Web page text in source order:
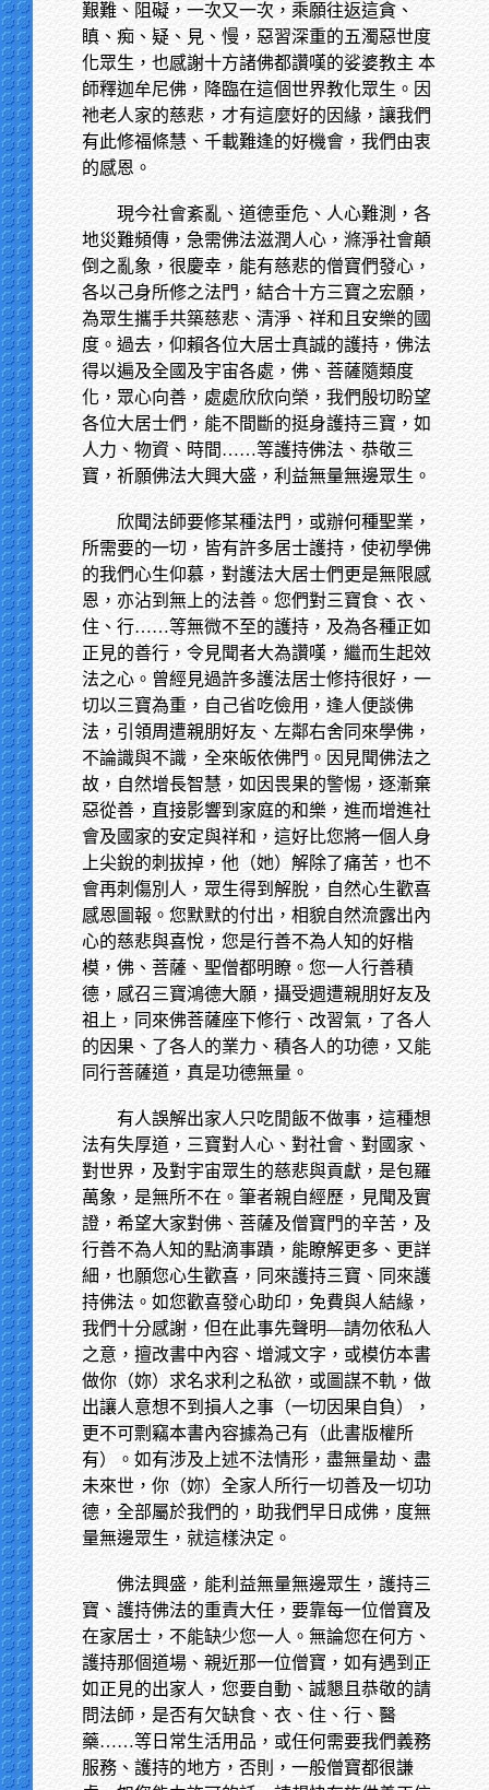
艱難、阻礙，一次又一次，乘願往返這貪、
瞋、痴、疑、見、慢，惡習深重的五濁惡世度
化眾生，也感謝十方諸佛都讚嘆的娑婆教主 本
師釋迦牟尼佛，降臨在這個世界教化眾生。因
祂老人家的慈悲，才有這麼好的因緣，讓我們
有此修福條慧、千載難逢的好機會，我們由衷
的感恩。
現今社會紊亂、道德垂危、人心難測，各
地災難頻傳，急需佛法滋潤人心，滌淨社會顛
倒之亂象，很慶幸，能有慈悲的僧寶們發心，
各以己身所修之法門，結合十方三寶之宏願，
為眾生攜手共築慈悲、清淨、祥和且安樂的國
度。過去，仰賴各位大居士真誠的護持，佛法
得以遍及全國及宇宙各處，佛、菩薩隨類度
化，眾心向善，處處欣欣向榮，我們殷切盼望
各位大居士們，能不間斷的挺身護持三寶，如
人力、物資、時間……等護持佛法、恭敬三
寶，祈願佛法大興大盛，利益無量無邊眾生。
欣聞法師要修某種法門，或辦何種聖業，
所需要的一切，皆有許多居士護持，使初學佛
的我們心生仰慕，對護法大居士們更是無限感
恩，亦沾到無上的法善。您們對三寶食、衣、
住、行……等無微不至的護持，及為各種正如
正見的善行，令見聞者大為讚嘆，繼而生起效
法之心。曾經見過許多護法居士修持很好，一
切以三寶為重，自己省吃儉用，逢人便談佛
法，引領周遭親朋好友、左鄰右舍同來學佛，
不論識與不識，全來皈依佛門。因見聞佛法之
故，自然增長智慧，如因畏果的警惕，逐漸棄
惡從善，直接影響到家庭的和樂，進而增進社
會及國家的安定與祥和，這好比您將一個人身
上尖銳的刺拔掉，他（她）解除了痛苦，也不
會再刺傷別人，眾生得到解脫，自然心生歡喜
感恩圖報。您默默的付出，相貌自然流露出內
心的慈悲與喜悅，您是行善不為人知的好楷
模，佛、菩薩、聖僧都明瞭。您一人行善積
德，感召三寶鴻德大願，攝受週遭親朋好友及
祖上，同來佛菩薩座下修行、改習氣，了各人
的因果、了各人的業力、積各人的功德，又能
同行菩薩道，真是功德無量。
有人誤解出家人只吃閒飯不做事，這種想
法有失厚道，三寶對人心、對社會、對國家、
對世界，及對宇宙眾生的慈悲與貢獻，是包羅
萬象，是無所不在。筆者親自經歷，見聞及實
證，希望大家對佛、菩薩及僧寶門的辛苦，及
行善不為人知的點滴事蹟，能瞭解更多、更詳
細，也願您心生歡喜，同來護持三寶、同來護
持佛法。如您歡喜發心助印，免費與人結緣，
我們十分感謝，但在此事先聲明—請勿依私人
之意，擅改書中內容、增減文字，或模仿本書
做你（妳）求名求利之私欲，或圖謀不軌，做
出讓人意想不到損人之事（一切因果自負），
更不可剽竊本書內容據為己有（此書版權所
有）。如有涉及上述不法情形，盡無量劫、盡
未來世，你（妳）全家人所行一切善及一切功
德，全部屬於我們的，助我們早日成佛，度無
量無邊眾生，就這樣決定。
佛法興盛，能利益無量無邊眾生，護持三
寶、護持佛法的重責大任，要靠每一位僧寶及
在家居士，不能缺少您一人。無論您在何方、
護持那個道場、親近那一位僧寶，如有遇到正
如正見的出家人，您要自動、誠懇且恭敬的請
問法師，是否有欠缺食、衣、住、行、醫
藥……等日常生活用品，或任何需要我們義務
服務、護持的地方，否則，一般僧寶都很謙